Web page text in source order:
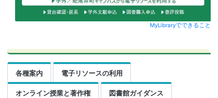
MyLibraryでできること
各種案内 電子リソースの利用
オンライン授業と著作権 図書館ガイダンス